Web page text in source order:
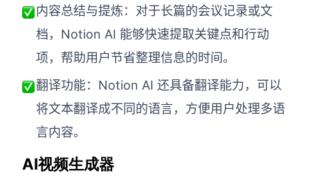
内容总结与提炼：对于长篇的会议记录或文
档，Notion AI 能够快速提取关键点和行动
项，帮助用户节省整理信息的时间。
翻译功能：Notion AI 还具备翻译能力，可以
将文本翻译成不同的语言，方便用户处理多语
言内容。
AI视频生成器